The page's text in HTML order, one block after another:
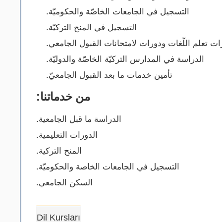
التسجيل في الجامعات الخاصّة والحكوميّة.
التسجيل في المنح التركيّة.
تعلم اللّغات ودورات لامتحانات القبول الجامعي.
الدراسة في المدارس التركيّة الخاصّة والدوليّة.
تأمين خدمات ما بعد القبول الجامعيّ.
من خدماتنا:
الدراسة ما قبل الجامعية.
الدورات التعليمية.
المنح التركية.
التسجيل في الجامعات الخاصة والحكوميّة.
السكن الجامعي.
Dil Kursları